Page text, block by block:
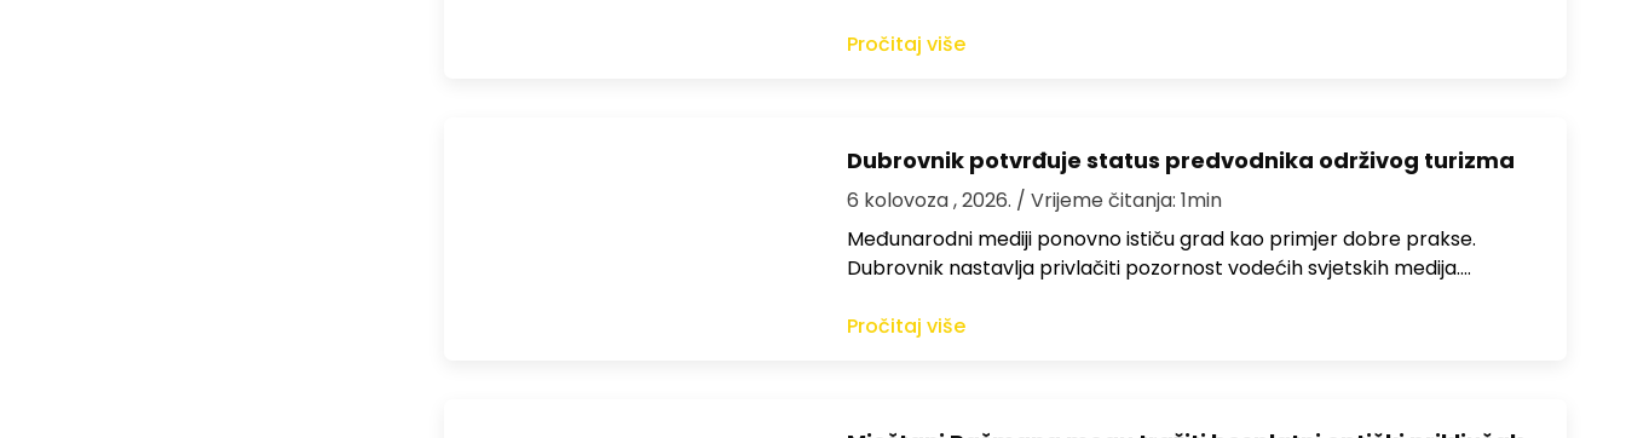
Pročitaj više
Dubrovnik potvrđuje status predvodnika održivog turizma
6 kolovoza , 2026. / Vrijeme čitanja: 1min
Međunarodni mediji ponovno ističu grad kao primjer dobre prakse.
Dubrovnik nastavlja privlačiti pozornost vodećih svjetskih medija.…
Pročitaj više